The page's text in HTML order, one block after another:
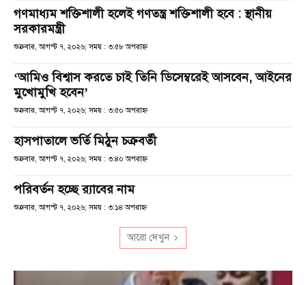
গণমাধ্যম শক্তিশালী হলেই গণতন্ত্র শক্তিশালী হবে : স্থানীয়
সরকারমন্ত্রী
শুক্রবার, আগস্ট ৭, ২০২৬; সময় : ৩:৫৮ অপরাহ্ণ
‘আমিও বিশ্বাস করতে চাই তিনি ডিসেম্বরেই আসবেন, আইনের
মুখোমুখি হবেন’
শুক্রবার, আগস্ট ৭, ২০২৬; সময় : ৩:৫০ অপরাহ্ণ
হাসপাতালে ভর্তি মিঠুন চক্রবর্তী
শুক্রবার, আগস্ট ৭, ২০২৬; সময় : ৩:৪০ অপরাহ্ণ
পরিবর্তন হচ্ছে র‌্যাবের নাম
শুক্রবার, আগস্ট ৭, ২০২৬; সময় : ৩:১৪ অপরাহ্ণ
আরো দেখুন